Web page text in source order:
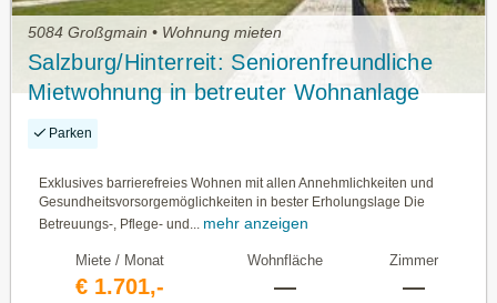
5084 Großgmain • Wohnung mieten
Salzburg/Hinterreit: Seniorenfreundliche
Mietwohnung in betreuter Wohnanlage
Haus A, Top 19 mit ca. 47,74m² WNFL.
Parken
Exklusives barrierefreies Wohnen mit allen Annehmlichkeiten und
Gesundheitsvorsorgemöglichkeiten in bester Erholungslage Die
Betreuungs-, Pflege- und... mehr anzeigen
Miete / Monat
€ 1.701,-
Wohnfläche
—
Zimmer
—